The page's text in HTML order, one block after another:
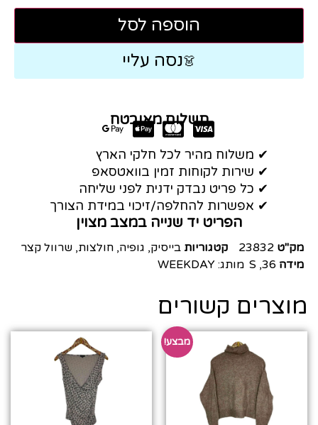
הוספה לסל
👗נסה עליי
תשלום מאובטח
✔ משלוח מהיר לכל חלקי הארץ
✔ שירות לקוחות זמין בוואטסאפ
✔ כל פריט נבדק ידנית לפני שליחה
✔ אפשרות להחלפה/זיכוי במידת הצורך
הפריט יד שנייה במצב מצוין
מק"ט 23832 קטגוריות בייסיק, גופיה, חולצות, שרוול קצר
מידה 36
,
S מותג: WEEKDAY
מוצרים קשורים
מבצע!